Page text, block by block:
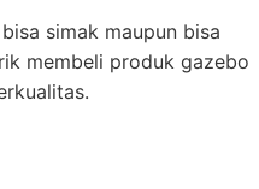
simak maupun bisa
membeli produk gazebo